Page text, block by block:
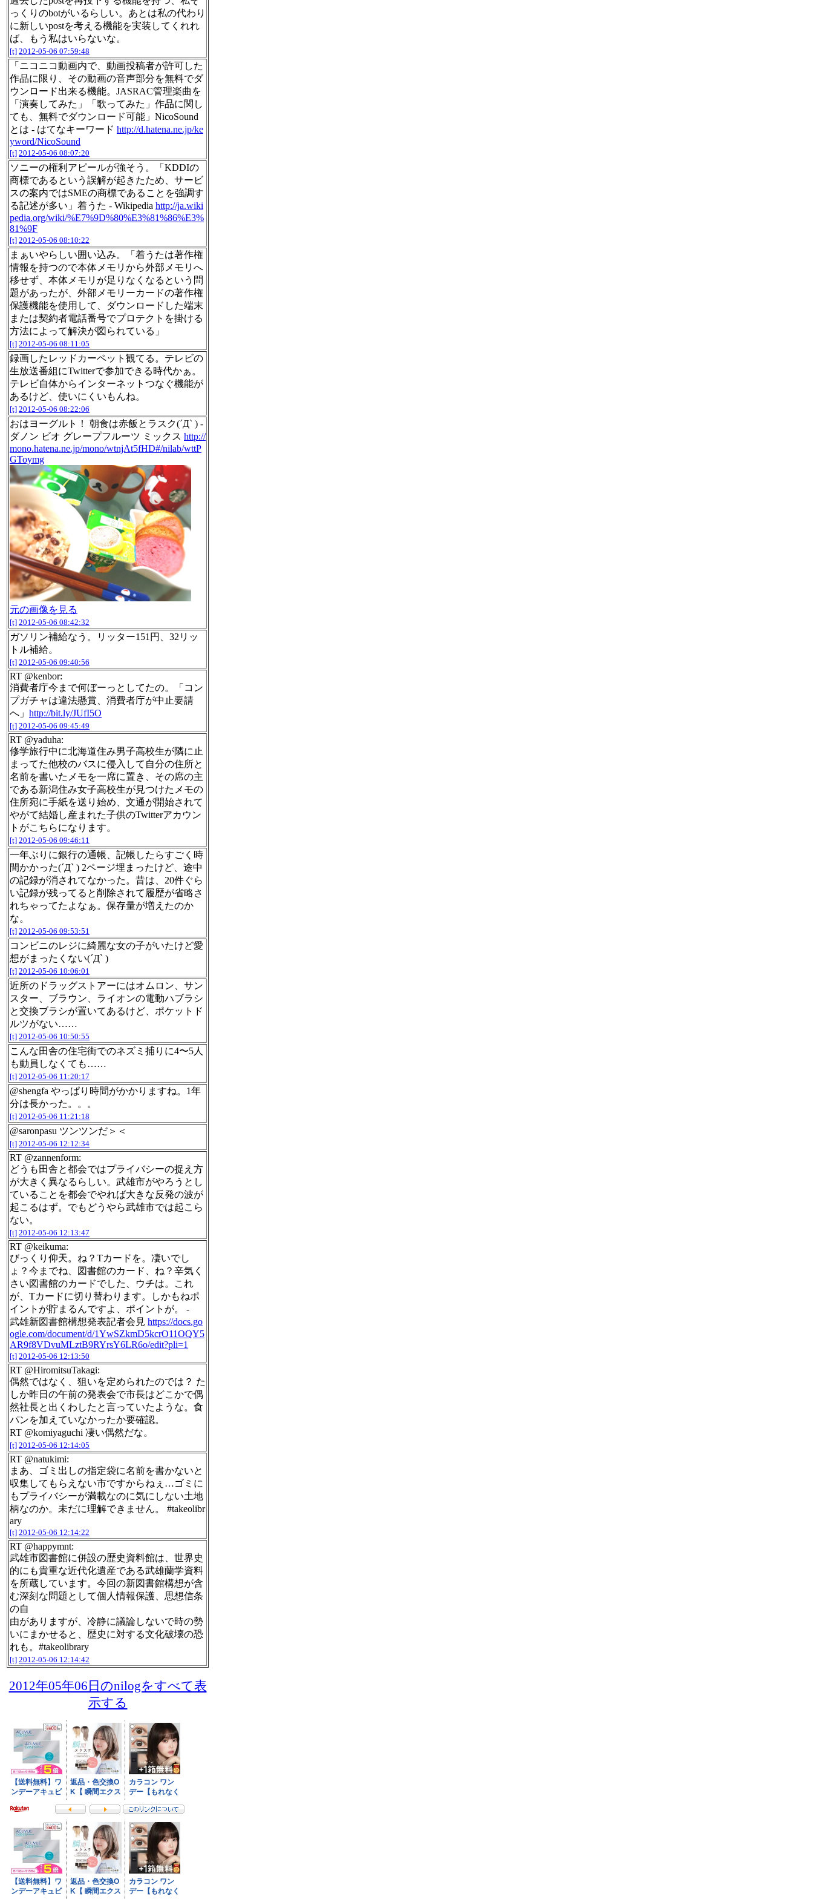
っくりのbotがいるらしい。あとは私の代わり
に新しいpostを考える機能を実装してくれれ
ば、もう私はいらないな。
[t] 2012-05-06 07:59:48
「ニコニコ動画内で、動画投稿者が許可した
作品に限り、その動画の音声部分を無料でダ
ウンロード出来る機能。JASRAC管理楽曲を
「演奏してみた」「歌ってみた」作品に関し
ても、無料でダウンロード可能」NicoSound
とは - はてなキーワード http://d.hatena.ne.jp/ke
yword/NicoSound
[t] 2012-05-06 08:07:20
ソニーの権利アピールが強そう。「KDDIの
商標であるという誤解が起きたため、サービ
スの案内ではSMEの商標であることを強調す
る記述が多い」着うた - Wikipedia http://ja.wiki
pedia.org/wiki/%E7%9D%80%E3%81%86%E3%
81%9F
[t] 2012-05-06 08:10:22
まぁいやらしい囲い込み。「着うたは著作権
情報を持つので本体メモリから外部メモリへ
移せず、本体メモリが足りなくなるという問
題があったが、外部メモリーカードの著作権
保護機能を使用して、ダウンロードした端末
または契約者電話番号でプロテクトを掛ける
方法によって解決が図られている」
[t] 2012-05-06 08:11:05
録画したレッドカーペット観てる。テレビの
生放送番組にTwitterで参加できる時代かぁ。
テレビ自体からインターネットつなぐ機能が
あるけど、使いにくいもんね。
[t] 2012-05-06 08:22:06
おはヨーグルト！ 朝食は赤飯とラスク(´Д` ) -
ダノン ビオ グレープフルーツ ミックス http://
mono.hatena.ne.jp/mono/wtnjAt5fHD#/nilab/wttP
GToymg
元の画像を見る
[t] 2012-05-06 08:42:32
ガソリン補給なう。リッター151円、32リッ
トル補給。
[t] 2012-05-06 09:40:56
RT @kenbor:
消費者庁今まで何ぼーっとしてたの。「コン
プガチャは違法懸賞、消費者庁が中止要請
へ」 http://bit.ly/JUfI5O
[t] 2012-05-06 09:45:49
RT @yaduha:
修学旅行中に北海道住み男子高校生が隣に止
まってた他校のバスに侵入して自分の住所と
名前を書いたメモを一席に置き、その席の主
である新潟住み女子高校生が見つけたメモの
住所宛に手紙を送り始め、文通が開始されて
やがて結婚し産まれた子供のTwitterアカウン
トがこちらになります。
[t] 2012-05-06 09:46:11
一年ぶりに銀行の通帳、記帳したらすごく時
間かかった(´Д` ) 2ページ埋まったけど、途中
の記録が消されてなかった。昔は、20件ぐら
い記録が残ってると削除されて履歴が省略さ
れちゃってたよなぁ。保存量が増えたのか
な。
[t] 2012-05-06 09:53:51
コンビニのレジに綺麗な女の子がいたけど愛
想がまったくない(´Д` )
[t] 2012-05-06 10:06:01
近所のドラッグストアーにはオムロン、サン
スター、ブラウン、ライオンの電動ハブラシ
と交換ブラシが置いてあるけど、ポケットド
ルツがない……
[t] 2012-05-06 10:50:55
こんな田舎の住宅街でのネズミ捕りに4〜5人
も動員しなくても……
[t] 2012-05-06 11:20:17
@shengfa やっぱり時間がかかりますね。1年
分は長かった。。。
[t] 2012-05-06 11:21:18
@saronpasu ツンツンだ＞＜
[t] 2012-05-06 12:12:34
RT @zannenform:
どうも田舎と都会ではプライバシーの捉え方
が大きく異なるらしい。武雄市がやろうとし
ていることを都会でやれば大きな反発の波が
起こるはず。でもどうやら武雄市では起こら
ない。
[t] 2012-05-06 12:13:47
RT @keikuma:
びっくり仰天。ね？Tカードを。凄いでし
ょ？今までね、図書館のカード、ね？辛気く
さい図書館のカードでした、ウチは。これ
が、Tカードに切り替わります。しかもねポ
イントが貯まるんですよ、ポイントが。 -
武雄新図書館構想発表記者会見 https://docs.go
ogle.com/document/d/1YwSZkmD5kcrO11OQY5
AR9f8VDvuMLztB9RYrsY6LR6o/edit?pli=1
[t] 2012-05-06 12:13:50
RT @HiromitsuTakagi:
偶然ではなく、狙いを定められたのでは？ た
しか昨日の午前の発表会で市長はどこかで偶
然社長と出くわしたと言っていたような。食
パンを加えていなかったか要確認。
RT @komiyaguchi 凄い偶然だな。
[t] 2012-05-06 12:14:05
RT @natukimi:
まあ、ゴミ出しの指定袋に名前を書かないと
収集してもらえない市ですからねぇ…ゴミに
もプライバシーが満載なのに気にしない土地
柄なのか。未だに理解できません。 #takeolibr
ary
[t] 2012-05-06 12:14:22
RT @happymnt:
武雄市図書館に併設の歴史資料館は、世界史
的にも貴重な近代化遺産である武雄蘭学資料
を所蔵しています。今回の新図書館構想が含
む深刻な問題として個人情報保護、思想信条
の自
由がありますが、冷静に議論しないで時の勢
いにまかせると、歴史に対する文化破壊の恐
れも。#takeolibrary
[t] 2012-05-06 12:14:42
2012年05年06日のnilogをすべて表
示する